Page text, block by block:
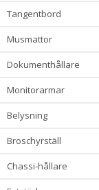
tangentbord
musmattor
dokumenthållare
monitorarmar
belysning
broschyrställ
chassi-hållare